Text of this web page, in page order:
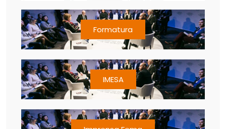
Formatura
IMESA